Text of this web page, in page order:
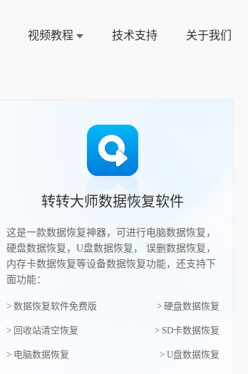
视频教程 技术支持 关于我们
转转大师数据恢复软件
这是一款数据恢复神器，可进行电脑数据恢复，
硬盘数据恢复，U盘数据恢复， 误删数据恢复，
内存卡数据恢复等设备数据恢复功能，还支持下
面功能：
> 数据恢复软件免费版 > 硬盘数据恢复
> 回收站清空恢复 > SD卡数据恢复
> 电脑数据恢复 > U盘数据恢复